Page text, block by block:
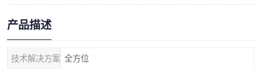
产品描述
技术解决方案 全方位